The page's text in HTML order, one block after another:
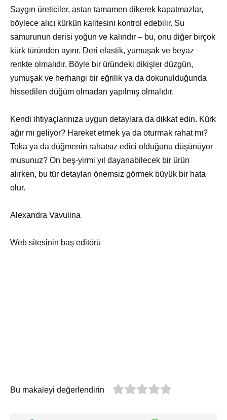
Saygın üreticiler, astarı tamamen dikerek kapatmazlar,
böylece alıcı kürkün kalitesini kontrol edebilir. Su
samurunun derisi yoğun ve kalındır – bu, onu diğer birçok
kürk türünden ayırır. Deri elastik, yumuşak ve beyaz
renkte olmalıdır. Böyle bir üründeki dikişler düzgün,
yumuşak ve herhangi bir eğrilik ya da dokunulduğunda
hissedilen düğüm olmadan yapılmış olmalıdır.
Kendi ihtiyaçlarınıza uygun detaylara da dikkat edin. Kürk
ağır mı geliyor? Hareket etmek ya da oturmak rahat mı?
Toka ya da düğmenin rahatsız edici olduğunu düşünüyor
musunuz? On beş-yirmi yıl dayanabilecek bir ürün
alırken, bu tür detayları önemsiz görmek büyük bir hata
olur.
Alexandra Vavulina
Web sitesinin baş editörü
Bu makaleyi değerlendirin